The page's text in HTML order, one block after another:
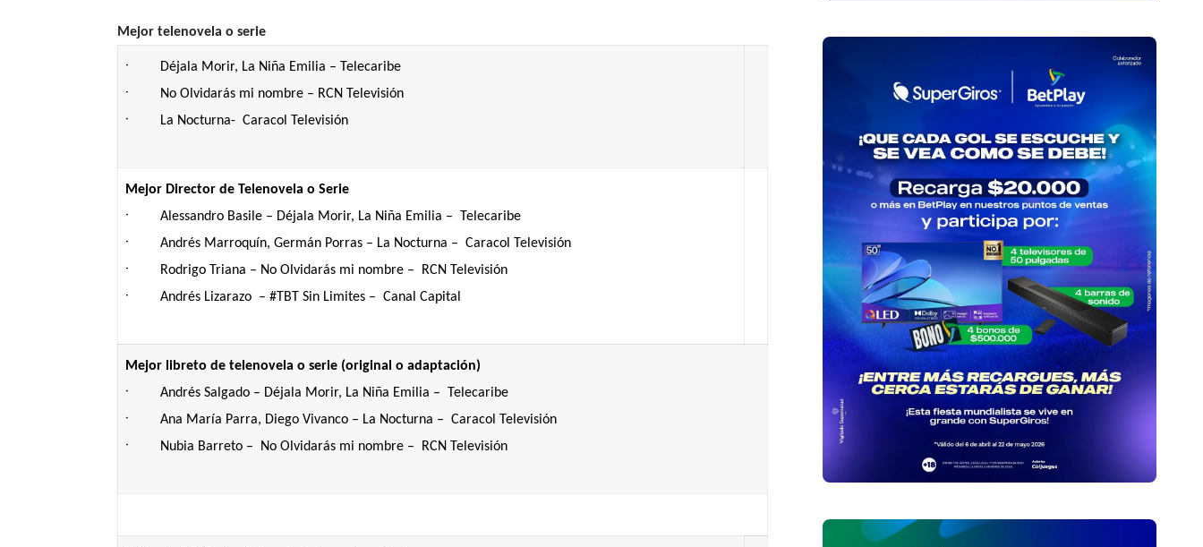
Mejor telenovela o serie
· Déjala Morir, La Niña Emilia – Telecaribe
· No Olvidarás mi nombre – RCN Televisión
· La Nocturna- Caracol Televisión
Mejor Director de Telenovela o Serie
· Alessandro Basile – Déjala Morir, La Niña Emilia – Telecaribe
· Andrés Marroquín, Germán Porras – La Nocturna – Caracol Televisión
· Rodrigo Triana – No Olvidarás mi nombre – RCN Televisión
· Andrés Lizarazo – #TBT Sin Limites – Canal Capital
Mejor libreto de telenovela o serie (original o adaptación)
· Andrés Salgado – Déjala Morir, La Niña Emilia – Telecaribe
· Ana María Parra, Diego Vivanco – La Nocturna – Caracol Televisión
· Nubia Barreto – No Olvidarás mi nombre – RCN Televisión